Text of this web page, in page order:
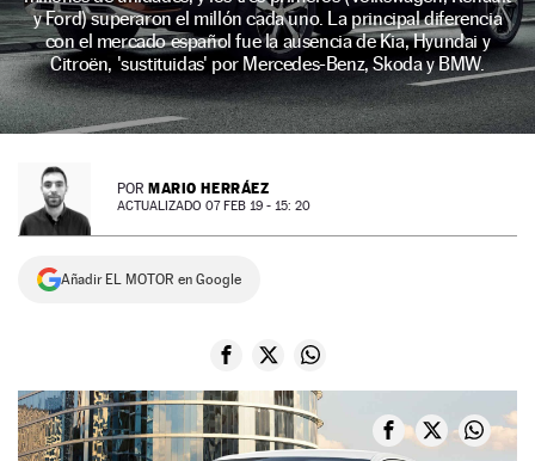
NEWSLETTER
SÍGUENOS
y Ford) superaron el millón cada uno. La principal diferencia
con el mercado español fue la ausencia de Kia, Hyundai y
Citroën, 'sustituidas' por Mercedes-Benz, Skoda y BMW.
POR MARIO HERRÁEZ
ACTUALIZADO 07 FEB 19 - 15: 20
Añadir EL MOTOR en Google